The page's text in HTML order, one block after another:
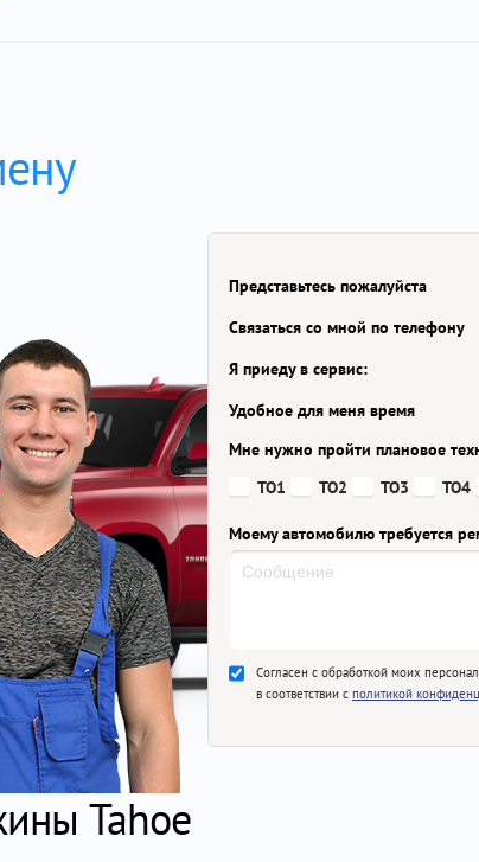
Представьтесь пожалуйста
Связаться со мной по телефону
Я приеду в сервис:
Удобное для меня время
Мне нужно пройти плановое
ТО1
ТО2 ТО3 ТО4
Моему автомобилю требуется
Согласен с обработкой моих
в соответствии с политикой
Tahoe